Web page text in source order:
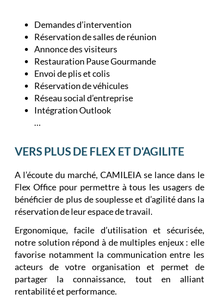
Demandes d’intervention
Réservation de salles de réunion
Annonce des visiteurs
Restauration Pause Gourmande
Envoi de plis et colis
Réservation de véhicules
Réseau social d’entreprise
Intégration Outlook
…
VERS PLUS DE FLEX ET D'AGILITE
A l’écoute du marché, CAMILEIA se lance dans le
Flex Office pour permettre à tous les usagers de
bénéficier de plus de souplesse et d’agilité dans la
réservation de leur espace de travail.
Ergonomique, facile d’utilisation et sécurisée,
notre solution répond à de multiples enjeux : elle
favorise notamment la communication entre les
acteurs de votre organisation et permet de
partager la connaissance, tout en alliant
rentabilité et performance.